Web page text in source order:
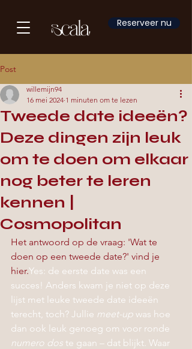
Reserveer nu
Post
Tweede date ideeën?
Deze dingen zijn leuk
om te doen om elkaar
nog beter te leren
kennen |
Cosmopolitan
willemijn94
16 mei 2024 1 minuten om te lezen
Het antwoord op de vraag: 'Wat te
doen op een tweede date?' vind je
hier.Yes: de eerste date was een
succes! Anders kwam je niet op deze
lijst met leuke tweede date ideeën
terecht, toch? Jullie meet-up was hoe
dan ook leuk genoeg om voor ronde
numero dos te gaan – dat blijkt. Waar